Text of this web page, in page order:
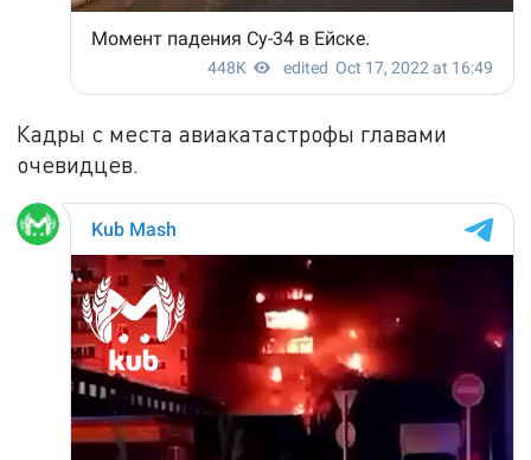
Кадры с места авиакатастрофы главами
очевидцев.